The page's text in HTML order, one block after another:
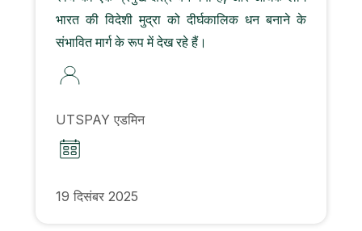
भारत की विदेशी मुद्रा को दीर्घकालिक धन बनाने के
संभावित मार्ग के रूप में देख रहे हैं।
UTSPAY एडमिन
19 दिसंबर 2025